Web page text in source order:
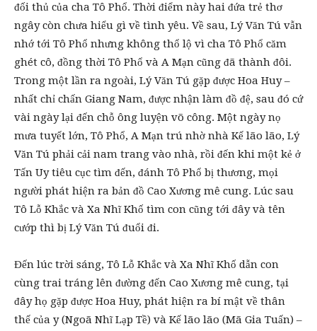
đối thủ của cha Tô Phổ. Thời điểm này hai đứa trẻ thơ
ngây còn chưa hiểu gì về tình yêu. Về sau, Lý Văn Tú vẫn
nhớ tới Tô Phổ nhưng không thổ lộ vì cha Tô Phổ căm
ghét cô, đồng thời Tô Phổ và A Mạn cũng đã thành đôi.
Trong một lần ra ngoài, Lý Văn Tú gặp được Hoa Huy –
nhất chỉ chấn Giang Nam, được nhận làm đồ đệ, sau đó cứ
vài ngày lại đến chỗ ông luyện võ công. Một ngày nọ
mưa tuyết lớn, Tô Phổ, A Mạn trú nhờ nhà Kế lão lão, Lý
Văn Tú phải cải nam trang vào nhà, rồi đến khi một kẻ ở
Tấn Uy tiêu cục tìm đến, đánh Tô Phổ bị thương, mọi
người phát hiện ra bản đồ Cao Xương mê cung. Lúc sau
Tô Lỗ Khắc và Xa Nhĩ Khố tìm con cũng tới đây và tên
cướp thì bị Lý Văn Tú đuổi đi.
Đến lúc trời sáng, Tô Lỗ Khắc và Xa Nhĩ Khố dẫn con
cùng trai tráng lên đường đến Cao Xương mê cung, tại
đây họ gặp được Hoa Huy, phát hiện ra bí mật về thân
thế của y (Ngoã Nhĩ Lạp Tề) và Kế lão lão (Mã Gia Tuấn) –